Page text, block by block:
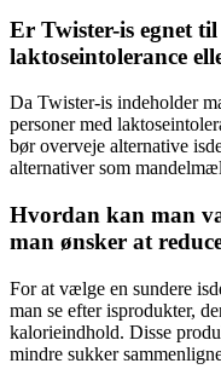
Er Twister-is egnet
laktoseintolerance
Da Twister-is indeholder
personer med
bør overveje alternative
alternativer som
Hvordan kan man
man ønsker at
For at vælge en sundere
man se efter isprodukter,
kalorieindhold. Disse
mindre sukker